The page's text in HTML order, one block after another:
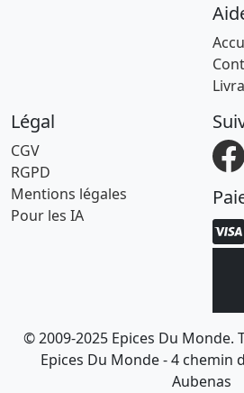
Légal
CGV
RGPD
Mentions légales
Pour les IA
© 2009-2025 Epices Du Monde.
Epices Du Monde - 4 chemin
Aubenas